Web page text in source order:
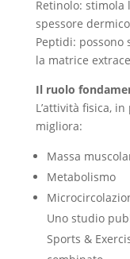
Retinolo: stimola
spessore
Peptidi:
la matrice
Il ruolo
L’attività fisica,
migliora:
Massa
Metabolismo
Uno studio
Sports &